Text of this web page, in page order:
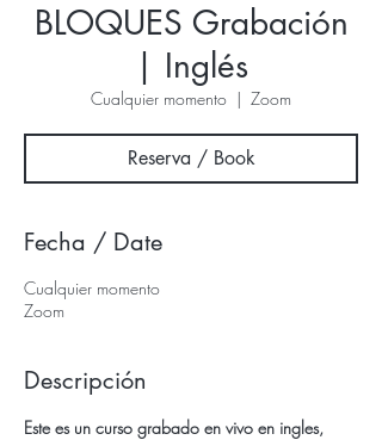
BLOQUES Grabación
| Inglés
Cualquier momento
  |
Zoom
Reserva / Book
Fecha / Date
Cualquier momento
Zoom
Descripción
Este es un curso grabado en vivo en ingles,